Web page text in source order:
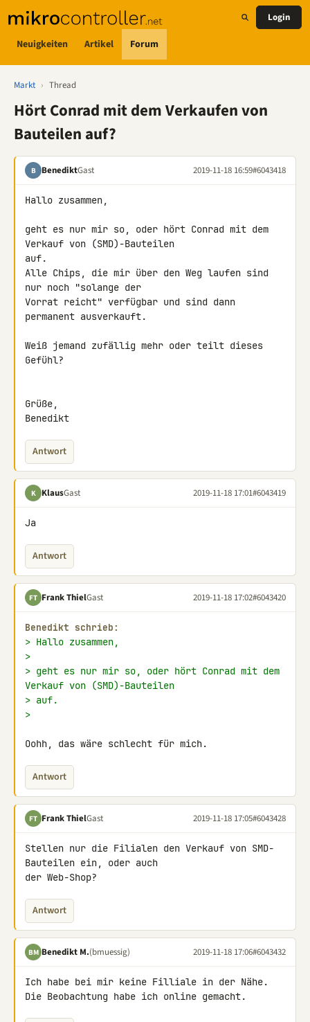
Neuigkeiten Artikel Forum
Login
Markt › Thread
Hört Conrad mit dem Verkaufen von
Bauteilen auf?
B BenediktGast 2019-11-18 16:59#6043418
Hallo zusammen,
geht es nur mir so, oder hört Conrad mit dem
Verkauf von (SMD)-Bauteilen
auf.
Alle Chips, die mir über den Weg laufen sind
nur noch "solange der
Vorrat reicht" verfügbar und sind dann
permanent ausverkauft.
Weiß jemand zufällig mehr oder teilt dieses
Gefühl?
Grüße,
Benedikt
Antwort
K KlausGast 2019-11-18 17:01#6043419
Ja
Antwort
FT Frank ThielGast 2019-11-18 17:02#6043420
Benedikt schrieb:
> Hallo zusammen,
>
> geht es nur mir so, oder hört Conrad mit dem
Verkauf von (SMD)-Bauteilen
> auf.
>
Oohh, das wäre schlecht für mich.
Antwort
FT Frank ThielGast 2019-11-18 17:05#6043428
Stellen nur die Filialen den Verkauf von SMD-
Bauteilen ein, oder auch
der Web-Shop?
Antwort
BM Benedikt M.(bmuessig) 2019-11-18 17:06#6043432
Ich habe bei mir keine Filliale in der Nähe.
Die Beobachtung habe ich online gemacht.